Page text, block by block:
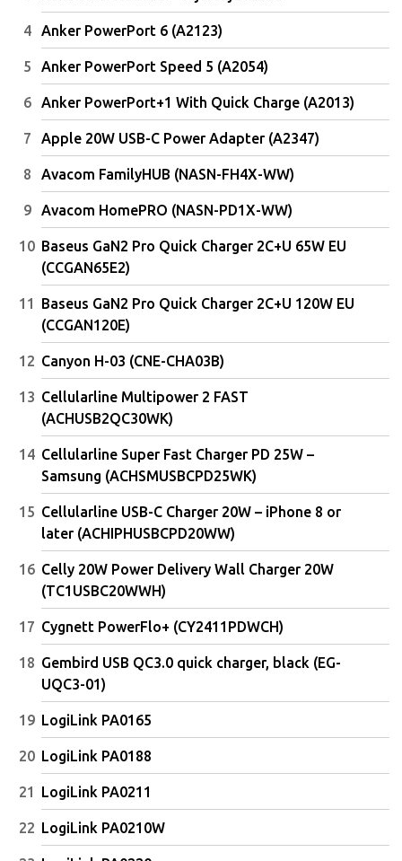
Anker PowerPort 6 (A2123)
Anker PowerPort Speed 5 (A2054)
Anker PowerPort+1 With Quick Charge (A2013)
Apple 20W USB-C Power Adapter (A2347)
Avacom FamilyHUB (NASN-FH4X-WW)
Avacom HomePRO (NASN-PD1X-WW)
Baseus GaN2 Pro Quick Charger 2C+U 65W EU
(CCGAN65E2)
Baseus GaN2 Pro Quick Charger 2C+U 120W EU
(CCGAN120E)
Canyon H-03 (CNE-CHA03B)
Cellularline Multipower 2 FAST
(ACHUSB2QC30WK)
Cellularline Super Fast Charger PD 25W –
Samsung (ACHSMUSBCPD25WK)
Cellularline USB-C Charger 20W – iPhone 8 or
later (ACHIPHUSBCPD20WW)
Celly 20W Power Delivery Wall Charger 20W
(TC1USBC20WWH)
Cygnett PowerFlo+ (CY2411PDWCH)
Gembird USB QC3.0 quick charger, black (EG-
UQC3-01)
LogiLink PA0165
LogiLink PA0188
LogiLink PA0211
LogiLink PA0210W